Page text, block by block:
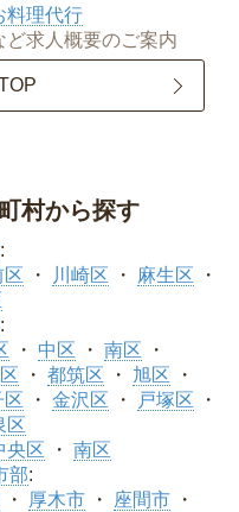
料理代行
求人概要のご案内
村から探す
:
区 川崎区
麻生区
:
中区
南区
都筑区
旭区
区 金沢区
戸塚区
区
央区
南区
部:
厚木市
座間市